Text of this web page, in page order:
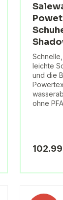
leichte
und die
ohne